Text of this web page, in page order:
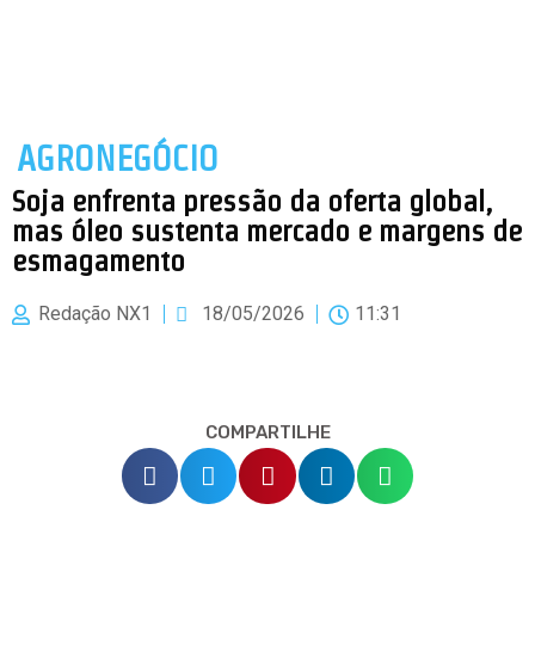
AGRONEGÓCIO
Soja enfrenta pressão da oferta global,
mas óleo sustenta mercado e margens de
esmagamento
Redação NX1 18/05/2026 11:31
COMPARTILHE